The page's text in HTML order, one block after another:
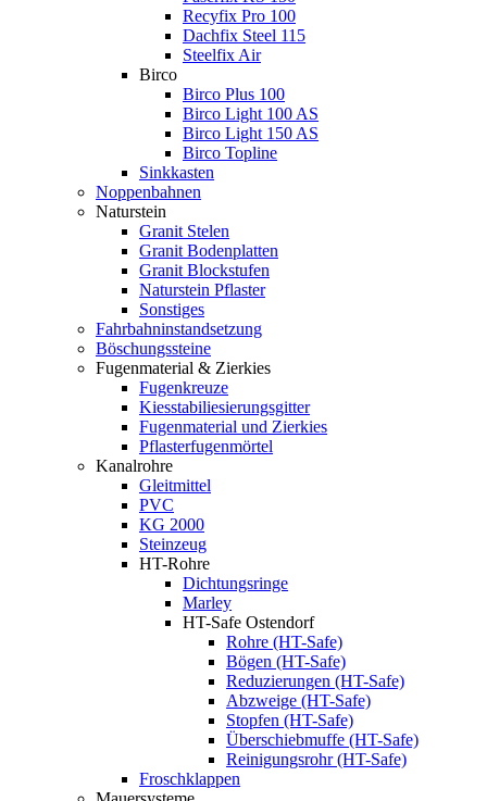
Recyfix Pro 100
Dachfix Steel 115
Steelfix Air
Birco
Birco Plus 100
Birco Light 100 AS
Birco Light 150 AS
Birco Topline
Sinkkasten
Noppenbahnen
Naturstein
Granit Stelen
Granit Bodenplatten
Granit Blockstufen
Naturstein Pflaster
Sonstiges
Fahrbahninstandsetzung
Böschungssteine
Fugenmaterial & Zierkies
Fugenkreuze
Kiesstabiliesierungsgitter
Fugenmaterial und Zierkies
Pflasterfugenmörtel
Kanalrohre
Gleitmittel
PVC
KG 2000
Steinzeug
HT-Rohre
Dichtungsringe
Marley
HT-Safe Ostendorf
Rohre (HT-Safe)
Bögen (HT-Safe)
Reduzierungen (HT-Safe)
Abzweige (HT-Safe)
Stopfen (HT-Safe)
Überschiebmuffe (HT-Safe)
Reinigungsrohr (HT-Safe)
Froschklappen